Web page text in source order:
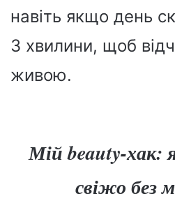
навіть якщо день
3 хвилини, щоб
живою.
Мій beauty-хак:
свіжо без